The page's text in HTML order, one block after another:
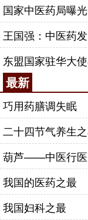
国家中医药局曝
王国强：中医药
东盟国家驻华大
最新
巧用药膳调失眠
二十四节气养生
葫芦——中医行医
我国的医药之最
我国妇科之最